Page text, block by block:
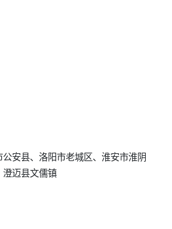
安县、洛阳市老城区、淮安市淮阴
迈县文儒镇